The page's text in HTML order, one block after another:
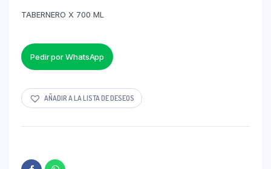
TABERNERO X 700 ML
Pedir por WhatsApp
AÑADIR A LA LISTA DE DESEOS